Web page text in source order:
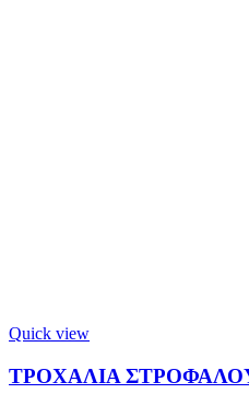
Quick view
ΤΡΟΧΑΛΙΑ ΣΤΡΟΦΑΛΟΥ